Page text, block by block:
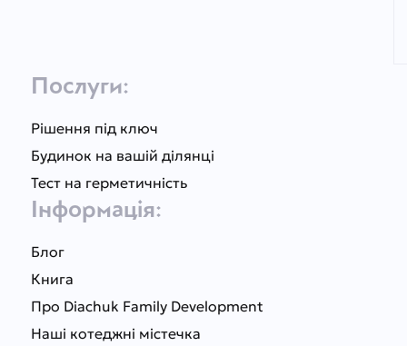
Послуги:
Рішення під ключ
Будинок на вашій ділянці
Тест на герметичність
Інформація:
Блог
Книга
Про Diachuk Family Development
Наші котеджні містечка